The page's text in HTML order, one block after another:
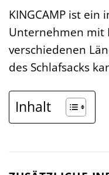
KINGCAMP ist
Unternehmen mit
verschiedenen
des Schlafsacks
Inhalt